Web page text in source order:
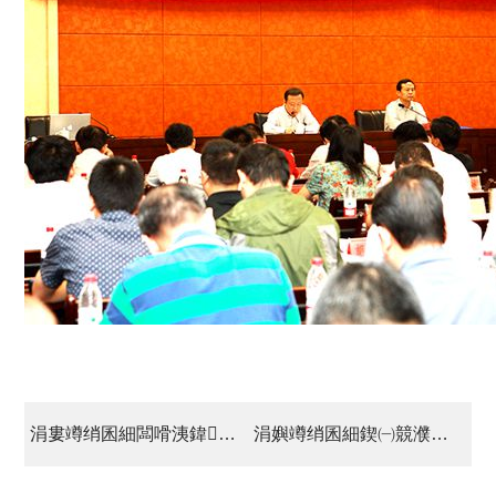
涓婁竴绡囷細闆嗗洟鍏徃鍙紑鑰佸共閮ㄥ伐浣滅爺璁ㄤ細鎺㈣绂讳紤骞查儴鈥滃洓灏辫繎鈥濊惤瀹為棶棰?/a> 涓嬩竴绡囷細鍥㈠競濮斿埌鍖栧伐闆嗗洟璋冪爺鍏遍潚鍥㈠伐浣?/a>